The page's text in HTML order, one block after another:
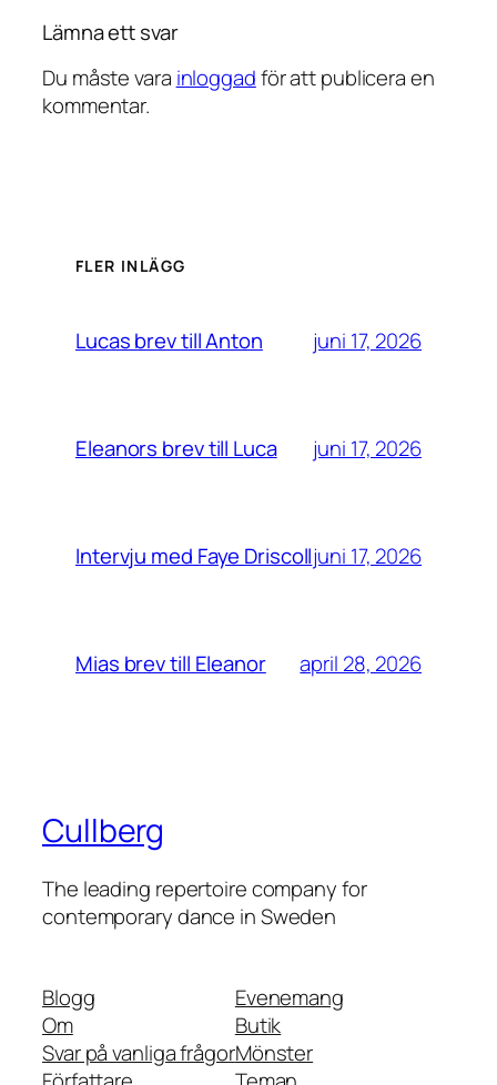
Lämna ett svar
Du måste vara inloggadför att publicera en
kommentar.
FLER INLÄGG
Lucas brev till Anton juni 17, 2026
Eleanors brev till Luca juni 17, 2026
Intervju med Faye Driscolljuni 17, 2026
Mias brev till Eleanor april 28, 2026
Cullberg
The leading repertoire company for
contemporary dance in Sweden
Blogg
Om
Svar på vanliga frågor
Evenemang
Butik
Mönster